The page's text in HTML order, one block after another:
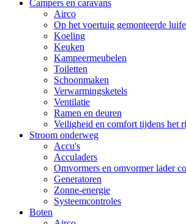
Campers en caravans
Airco
Op het voertuig gemonteerde
Koeling
Keuken
Kampeermeubelen
Toiletten
Schoonmaken
Verwarmingsketels
Ventilatie
Ramen en deuren
Veiligheid en comfort tijdens het
Stroom onderweg
Accu's
Acculaders
Omvormers en omvormer lader
Generatoren
Zonne-energie
Systeemcontroles
Boten